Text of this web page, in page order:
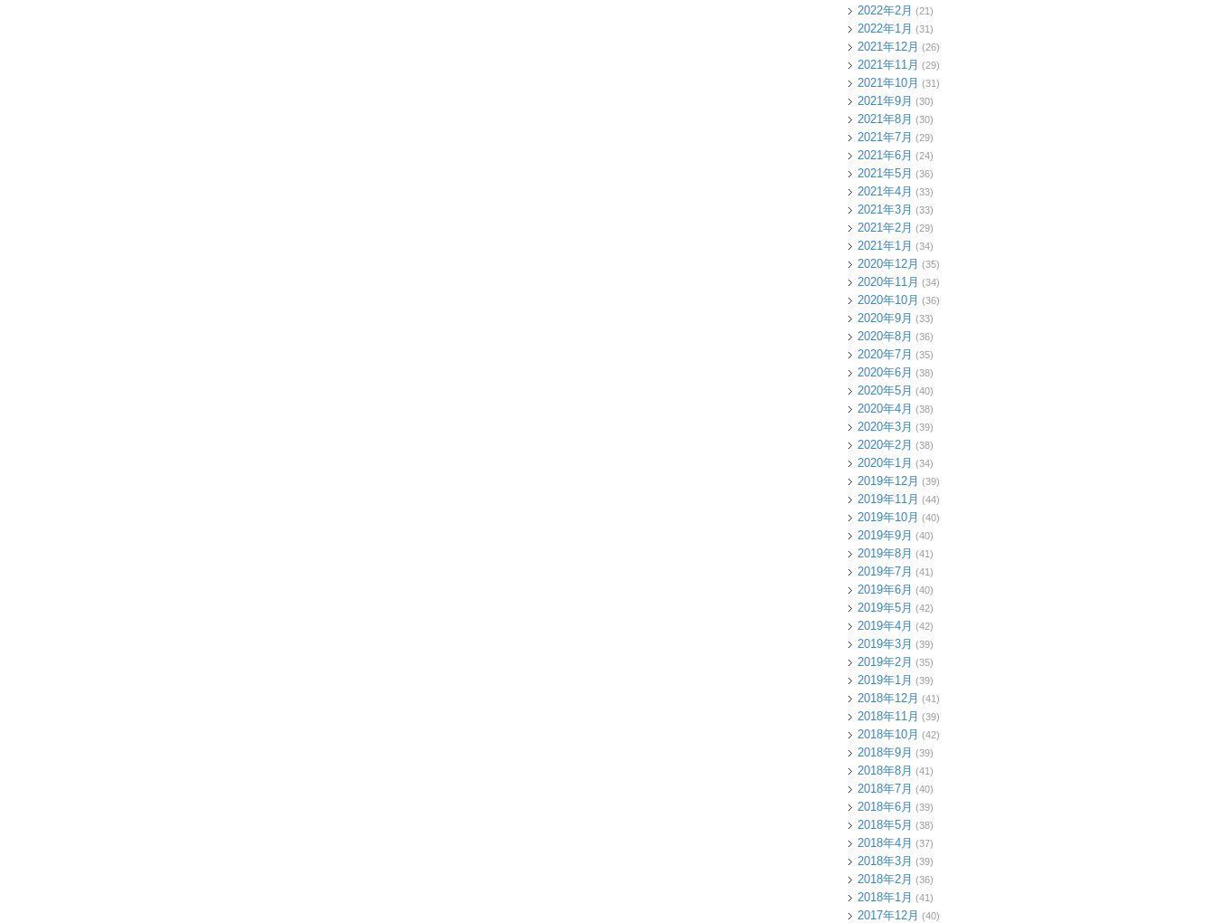
2022年2月 (21)
2022年1月 (31)
2021年12月 (26)
2021年11月 (29)
2021年10月 (31)
2021年9月 (30)
2021年8月 (30)
2021年7月 (29)
2021年6月 (24)
2021年5月 (36)
2021年4月 (33)
2021年3月 (33)
2021年2月 (29)
2021年1月 (34)
2020年12月 (35)
2020年11月 (34)
2020年10月 (36)
2020年9月 (33)
2020年8月 (36)
2020年7月 (35)
2020年6月 (38)
2020年5月 (40)
2020年4月 (38)
2020年3月 (39)
2020年2月 (38)
2020年1月 (34)
2019年12月 (39)
2019年11月 (44)
2019年10月 (40)
2019年9月 (40)
2019年8月 (41)
2019年7月 (41)
2019年6月 (40)
2019年5月 (42)
2019年4月 (42)
2019年3月 (39)
2019年2月 (35)
2019年1月 (39)
2018年12月 (41)
2018年11月 (39)
2018年10月 (42)
2018年9月 (39)
2018年8月 (41)
2018年7月 (40)
2018年6月 (39)
2018年5月 (38)
2018年4月 (37)
2018年3月 (39)
2018年2月 (36)
2018年1月 (41)
2017年12月 (40)